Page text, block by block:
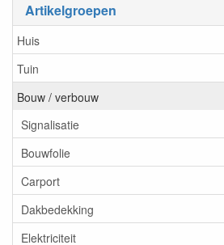
Artikelgroepen
Huis
Tuin
Bouw / verbouw
Signalisatie
Bouwfolie
Carport
Dakbedekking
Elektriciteit